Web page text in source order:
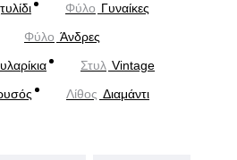
Φύλο Γυναίκες
Φύλο Άνδρες
Στυλ Vintage
Λίθος Διαμάντι